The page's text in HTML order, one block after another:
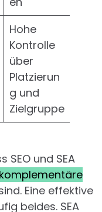
Hohe
Kontrolle
über
Platzierun
g und
Zielgruppe
SEO und SEA
komplementäre
Eine effektive
beides. SEA